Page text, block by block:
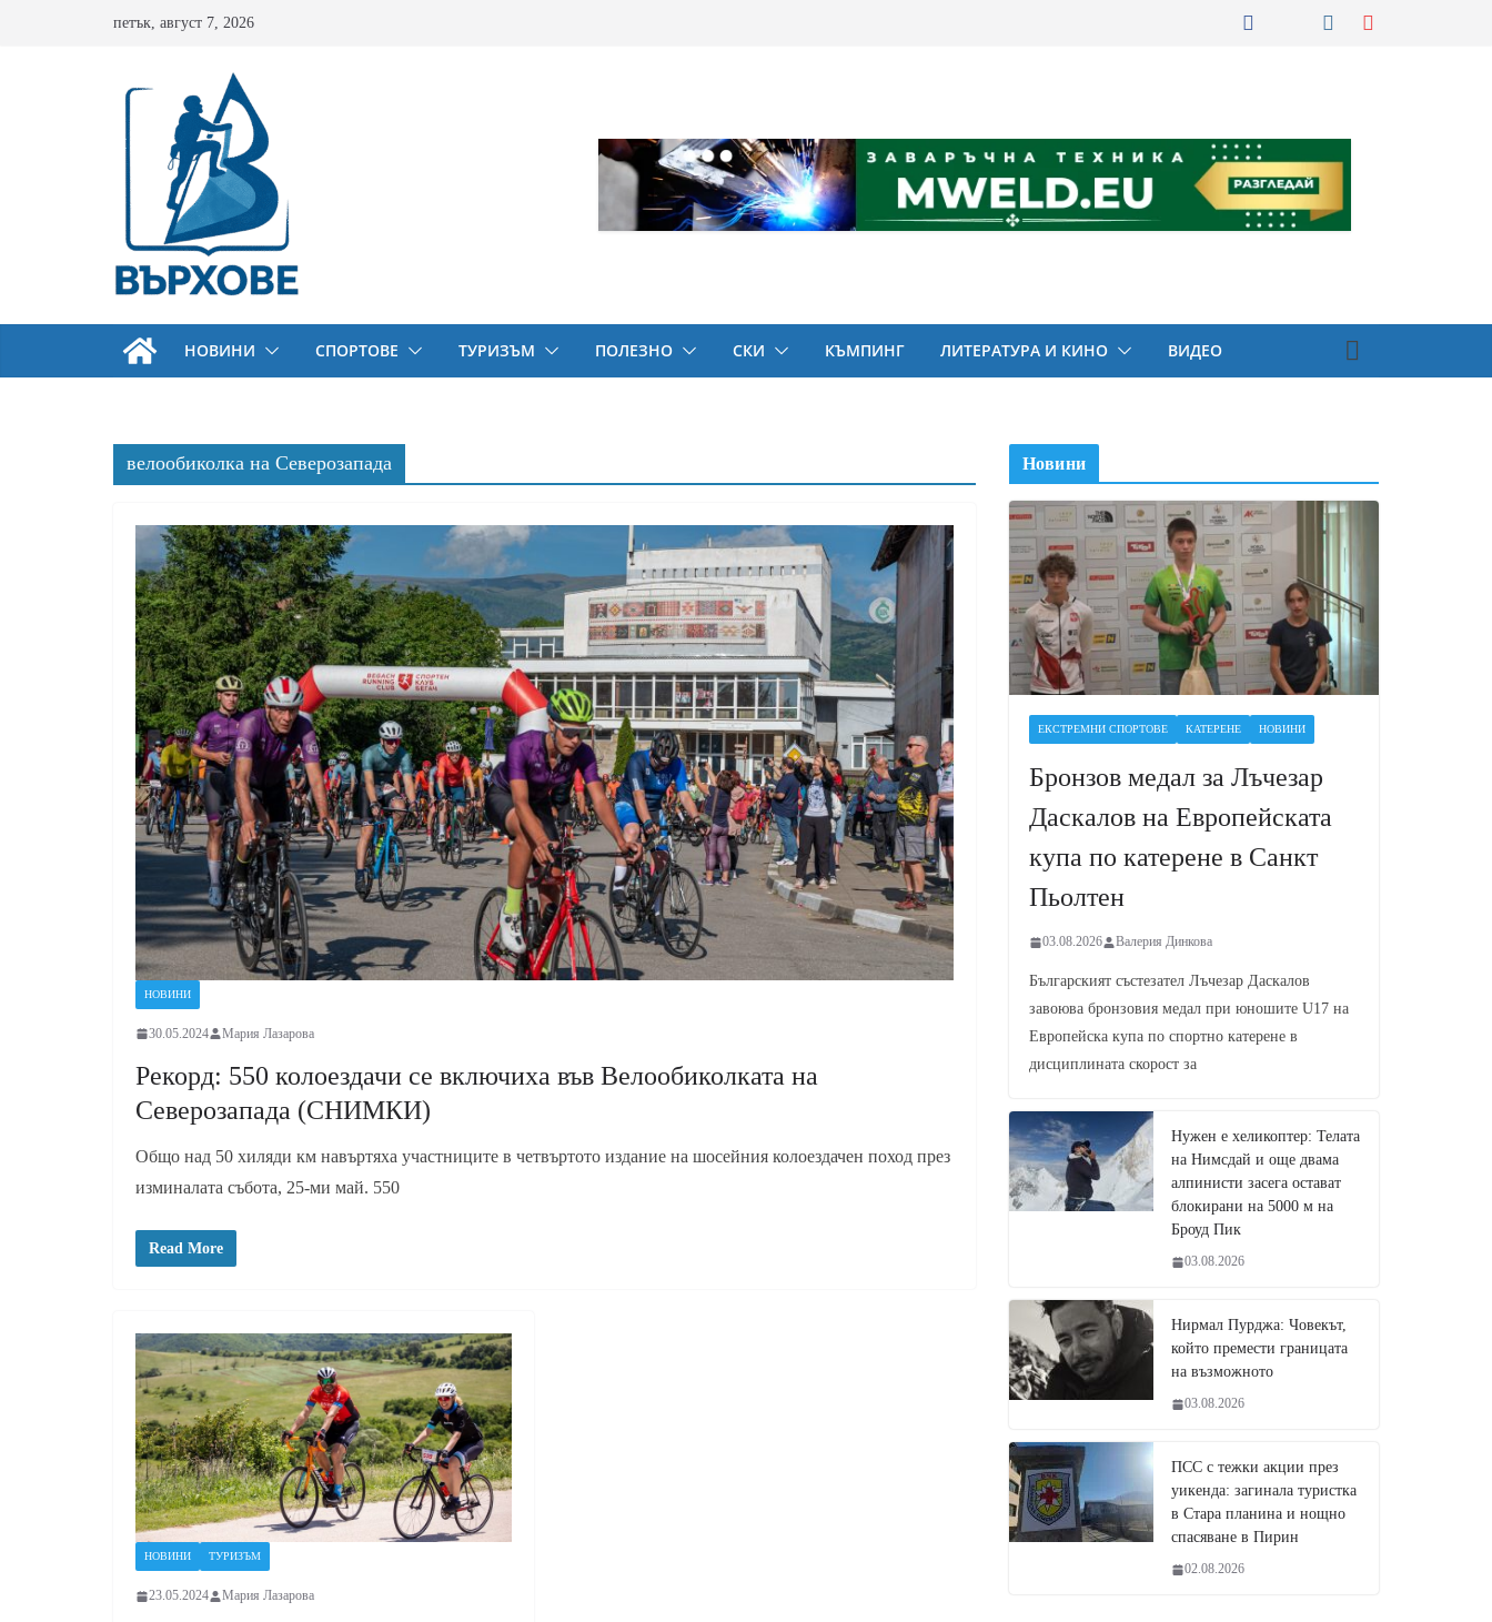
петък, август 7, 2026
НОВИНИ СПОРТОВЕ ТУРИЗЪМ ПОЛЕЗНО СКИ КЪМПИНГ ЛИТЕРАТУРА И КИНО ВИДЕО
велообиколка на Северозапада
НОВИНИ
30.05.2024 Мария Лазарова
Рекорд: 550 колоездачи се включиха във Велообиколката на
Северозапада (СНИМКИ)
Общо над 50 хиляди км навъртяха участниците в четвъртото издание на шосейния колоездачен поход през
изминалата събота, 25-ми май. 550
Read More
НОВИНИ ТУРИЗЪМ
23.05.2024 Мария Лазарова
Новини
ЕКСТРЕМНИ СПОРТОВЕ КАТЕРЕНЕ НОВИНИ
Бронзов медал за Лъчезар
Даскалов на Европейската
купа по катерене в Санкт
Пьолтен
03.08.2026 Валерия Динкова
Българският състезател Лъчезар Даскалов
завоюва бронзовия медал при юношите U17 на
Европейска купа по спортно катерене в
дисциплината скорост за
Нужен е хеликоптер: Телата
на Нимсдай и още двама
алпинисти засега остават
блокирани на 5000 м на
Броуд Пик
03.08.2026
Нирмал Пурджа: Човекът,
който премести границата
на възможното
03.08.2026
ПСС с тежки акции през
уикенда: загинала туристка
в Стара планина и нощно
спасяване в Пирин
02.08.2026